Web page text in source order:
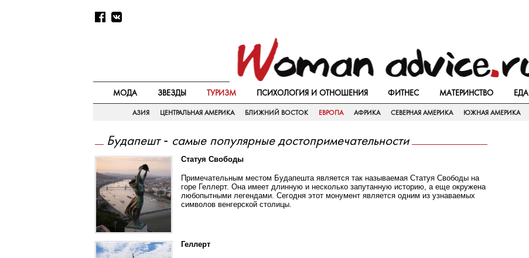
МОДА ЗВЕЗДЫ ТУРИЗМ ПСИХОЛОГИЯ И ОТНОШЕНИЯ ФИТНЕС МАТЕРИНСТВО ЕДА
АЗИЯ ЦЕНТРАЛЬНАЯ АМЕРИКА БЛИЖНИЙ ВОСТОК ЕВРОПА АФРИКА СЕВЕРНАЯ АМЕРИКА ЮЖНАЯ АМЕРИКА
Будапешт - самые популярные достопримечательности
Статуя Свободы
Примечательным местом Будапешта является так называемая Статуя Свободы на
горе Геллерт. Она имеет длинную и несколько запутанную историю, а еще окружена
любопытными легендами. Сегодня этот монумент является одним из узнаваемых
символов венгерской столицы.
Геллерт